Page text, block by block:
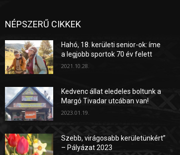
NÉPSZERŰ CIKKEK
Hahó, 18. kerületi senior-ok: íme
a legjobb sportok 70 év felett
2021.10.28.
Kedvenc állat eledeles boltunk a
Margó Tivadar utcában van!
2023.01.19.
Szebb, virágosabb kerületünkért”
– Pályázat 2023